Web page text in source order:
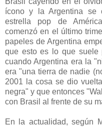
ícono y la Argentina se
estrella pop de
comenzó en el último
papeles de Argentina
que esto es lo que suele
cuando Argentina era la
era "una tierra de nadie
2001 la cosa se dio
negra" y que entonces
con Brasil al frente de su
En la actualidad, según